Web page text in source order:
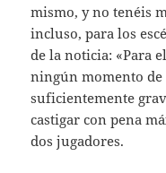
mismo, y no tenéis
incluso, para los
de la noticia: «Para
ningún momento de
suficientemente
castigar con pena
dos jugadores.